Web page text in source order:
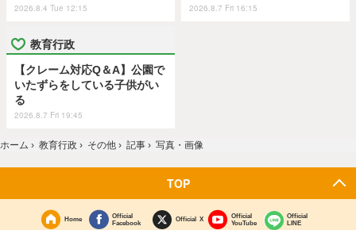
2026.8.4 Tue 12:15 2026.8.7 Fri 16:15
教育行政
【クレーム対応Q＆A】公園で
いたずらをしている子供がい
る
2026.8.7 Fri 19:45
ホーム › 教育行政 › その他 › 記事 › 写真・画像
TOP
Home
Official
Facebook
Official X
Official
YouTube
Official
LINE